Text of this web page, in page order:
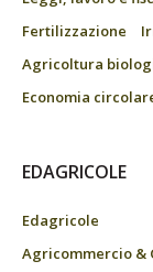
Fertilizzazione
Agricoltura
Economia
EDAGRICOLE
Edagricole
Agricommercio &